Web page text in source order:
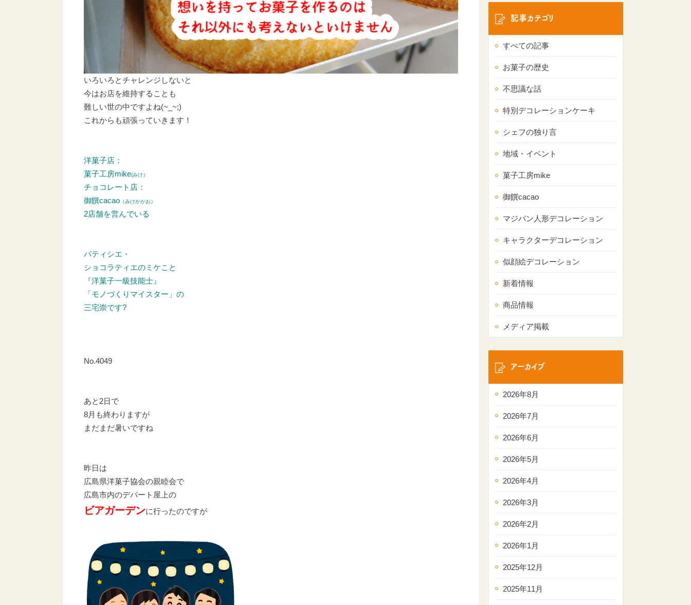
いろいろとチャレンジしないと
今はお店を維持することも
難しい世の中ですよね(~_~;)
これからも頑張っていきます！
洋菓子店：
菓子工房mike(みけ）
チョコレート店：
御饌cacao （みけかかお）
2店舗を営んでいる
パティシエ・
ショコラティエのミケこと
『洋菓子一級技能士』
「モノづくりマイスター」の
三宅崇です?
No.4049
あと2日で
8月も終わりますが
まだまだ暑いですね
昨日は
広島県洋菓子協会の親睦会で
広島市内のデパート屋上の
ビアガーデンに行ったのですが
記事カテゴリ
すべての記事
お菓子の歴史
不思議な話
特別デコレーションケーキ
シェフの独り言
地域・イベント
菓子工房mike
御饌cacao
マジパン人形デコレーション
キャラクターデコレーション
似顔絵デコレーション
新着情報
商品情報
メディア掲載
アーカイブ
2026年8月
2026年7月
2026年6月
2026年5月
2026年4月
2026年3月
2026年2月
2026年1月
2025年12月
2025年11月